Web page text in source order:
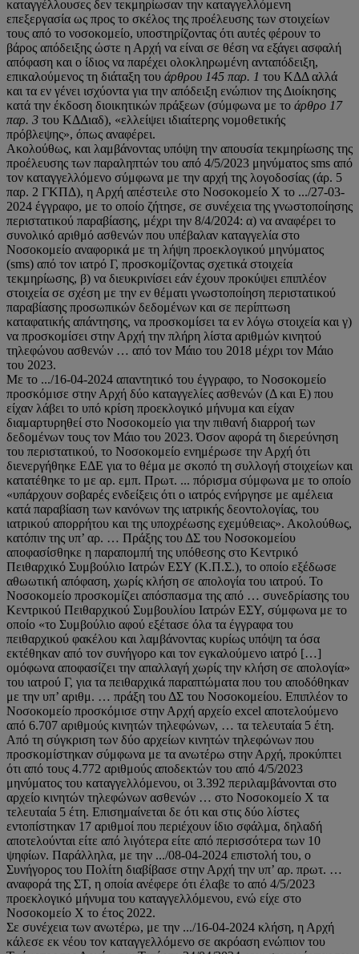
καταγγέλλουσες δεν τεκμηρίωσαν την καταγγελλόμενη
επεξεργασία ως προς το σκέλος της προέλευσης των στοιχείων
τους από το νοσοκομείο, υποστηρίζοντας ότι αυτές φέρουν το
βάρος απόδειξης ώστε η Αρχή να είναι σε θέση να εξάγει ασφαλή
απόφαση και ο ίδιος να παρέχει ολοκληρωμένη ανταπόδειξη,
επικαλούμενος τη διάταξη του άρθρου 145 παρ. 1 του ΚΔΔ αλλά
και τα εν γένει ισχύοντα για την απόδειξη ενώπιον της Διοίκησης
κατά την έκδοση διοικητικών πράξεων (σύμφωνα με το άρθρο 17
παρ. 3 του ΚΔΔιαδ), «ελλείψει ιδιαίτερης νομοθετικής
πρόβλεψης», όπως αναφέρει.
Ακολούθως, και λαμβάνοντας υπόψη την απουσία τεκμηρίωσης της
προέλευσης των παραληπτών του από 4/5/2023 μηνύματος sms από
τον καταγγελλόμενο σύμφωνα με την αρχή της λογοδοσίας (άρ. 5
παρ. 2 ΓΚΠΔ), η Αρχή απέστειλε στο Νοσοκομείο Χ το .../27-03-
2024 έγγραφο, με το οποίο ζήτησε, σε συνέχεια της γνωστοποίησης
περιστατικού παραβίασης, μέχρι την 8/4/2024: α) να αναφέρει το
συνολικό αριθμό ασθενών που υπέβαλαν καταγγελία στο
Νοσοκομείο αναφορικά με τη λήψη προεκλογικού μηνύματος
(sms) από τον ιατρό Γ, προσκομίζοντας σχετικά στοιχεία
τεκμηρίωσης, β) να διευκρινίσει εάν έχουν προκύψει επιπλέον
στοιχεία σε σχέση με την εν θέματι γνωστοποίηση περιστατικού
παραβίασης προσωπικών δεδομένων και σε περίπτωση
καταφατικής απάντησης, να προσκομίσει τα εν λόγω στοιχεία και γ)
να προσκομίσει στην Αρχή την πλήρη λίστα αριθμών κινητού
τηλεφώνου ασθενών … από τον Μάιο του 2018 μέχρι τον Μάιο
του 2023.
Με το .../16-04-2024 απαντητικό του έγγραφο, το Νοσοκομείο
προσκόμισε στην Αρχή δύο καταγγελίες ασθενών (Δ και Ε) που
είχαν λάβει το υπό κρίση προεκλογικό μήνυμα και είχαν
διαμαρτυρηθεί στο Νοσοκομείο για την πιθανή διαρροή των
δεδομένων τους τον Μάιο του 2023. Όσον αφορά τη διερεύνηση
του περιστατικού, το Νοσοκομείο ενημέρωσε την Αρχή ότι
διενεργήθηκε ΕΔΕ για το θέμα με σκοπό τη συλλογή στοιχείων και
κατατέθηκε το με αρ. εμπ. Πρωτ. ... πόρισμα σύμφωνα με το οποίο
«υπάρχουν σοβαρές ενδείξεις ότι ο ιατρός ενήργησε με αμέλεια
κατά παραβίαση των κανόνων της ιατρικής δεοντολογίας, του
ιατρικού απορρήτου και της υποχρέωσης εχεμύθειας». Ακολούθως,
κατόπιν της υπ’ αρ. … Πράξης του ΔΣ του Νοσοκομείου
αποφασίσθηκε η παραπομπή της υπόθεσης στο Κεντρικό
Πειθαρχικό Συμβούλιο Ιατρών ΕΣΥ (Κ.Π.Σ.), το οποίο εξέδωσε
αθωωτική απόφαση, χωρίς κλήση σε απολογία του ιατρού. Το
Νοσοκομείο προσκομίζει απόσπασμα της από … συνεδρίασης του
Κεντρικού Πειθαρχικού Συμβουλίου Ιατρών ΕΣΥ, σύμφωνα με το
οποίο «το Συμβούλιο αφού εξέτασε όλα τα έγγραφα του
πειθαρχικού φακέλου και λαμβάνοντας κυρίως υπόψη τα όσα
εκτέθηκαν από τον συνήγορο και τον εγκαλούμενο ιατρό […]
ομόφωνα αποφασίζει την απαλλαγή χωρίς την κλήση σε απολογία»
του ιατρού Γ, για τα πειθαρχικά παραπτώματα που του αποδόθηκαν
με την υπ’ αριθμ. … πράξη του ΔΣ του Νοσοκομείου. Επιπλέον το
Νοσοκομείο προσκόμισε στην Αρχή αρχείο excel αποτελούμενο
από 6.707 αριθμούς κινητών τηλεφώνων, … τα τελευταία 5 έτη.
Από τη σύγκριση των δύο αρχείων κινητών τηλεφώνων που
προσκομίστηκαν σύμφωνα με τα ανωτέρω στην Αρχή, προκύπτει
ότι από τους 4.772 αριθμούς αποδεκτών του από 4/5/2023
μηνύματος του καταγγελλόμενου, οι 3.392 περιλαμβάνονται στο
αρχείο κινητών τηλεφώνων ασθενών … στο Νοσοκομείο Χ τα
τελευταία 5 έτη. Επισημαίνεται δε ότι και στις δύο λίστες
εντοπίστηκαν 17 αριθμοί που περιέχουν ίδιο σφάλμα, δηλαδή
αποτελούνται είτε από λιγότερα είτε από περισσότερα των 10
ψηφίων. Παράλληλα, με την .../08-04-2024 επιστολή του, ο
Συνήγορος του Πολίτη διαβίβασε στην Αρχή την υπ’ αρ. πρωτ. …
αναφορά της ΣΤ, η οποία ανέφερε ότι έλαβε το από 4/5/2023
προεκλογικό μήνυμα του καταγγελλόμενου, ενώ είχε στο
Νοσοκομείο Χ το έτος 2022.
Σε συνέχεια των ανωτέρω, με την .../16-04-2024 κλήση, η Αρχή
κάλεσε εκ νέου τον καταγγελλόμενο σε ακρόαση ενώπιον του